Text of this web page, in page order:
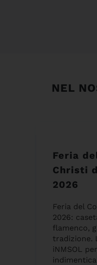
NEL
Feria
Christi
2026
Feria del
2026:
flamenco,
tradizione.
iNMSOL